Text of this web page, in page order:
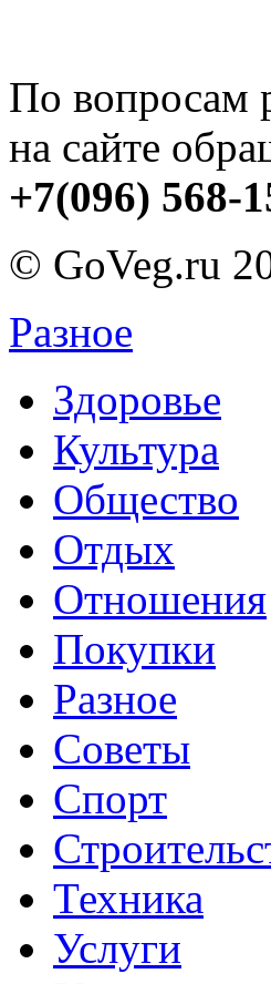
По вопросам
на сайте
+7(096) 568-
© GoVeg.ru
Разное
Здоровье
Культура
Общество
Отдых
Отношения
Покупки
Разное
Советы
Спорт
Техника
Услуги